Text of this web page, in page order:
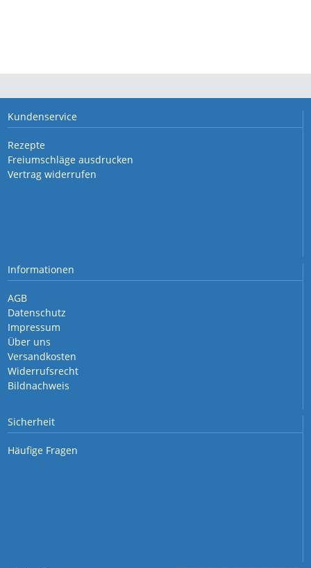
Kundenservice
Rezepte
Freiumschläge ausdrucken
Vertrag widerrufen
Informationen
AGB
Datenschutz
Impressum
Über uns
Versandkosten
Widerrufsrecht
Bildnachweis
Sicherheit
Häufige Fragen